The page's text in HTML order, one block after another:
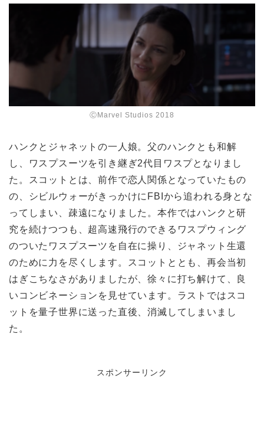
ⒸMarvel Studios 2018
ハンクとジャネットの一人娘。父のハンクとも和解
し、ワスプスーツを引き継ぎ2代目ワスプとなりまし
た。スコットとは、前作で恋人関係となっていたもの
の、シビルウォーがきっかけにFBIから追われる身とな
ってしまい、疎遠になりました。本作ではハンクと研
究を続けつつも、超高速飛行のできるワスプウィング
のついたワスプスーツを自在に操り、ジャネット生還
のために力を尽くします。スコットととも、再会当初
はぎこちなさがありましたが、徐々に打ち解けて、良
いコンビネーションを見せています。ラストではスコ
ットを量子世界に送った直後、消滅してしまいまし
た。
スポンサーリンク